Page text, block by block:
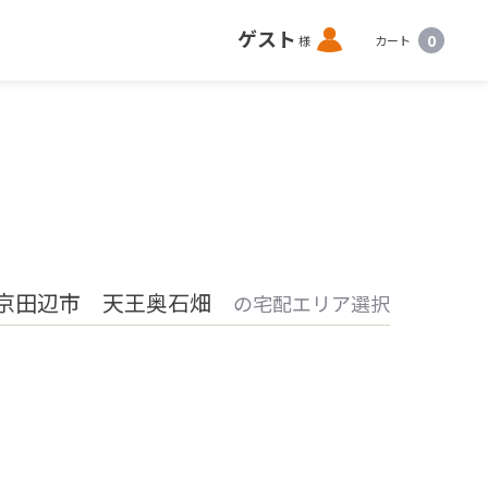
ゲスト 様 ロ
グ
カート 0
田辺市 天王奥石畑 の宅配エリア選択